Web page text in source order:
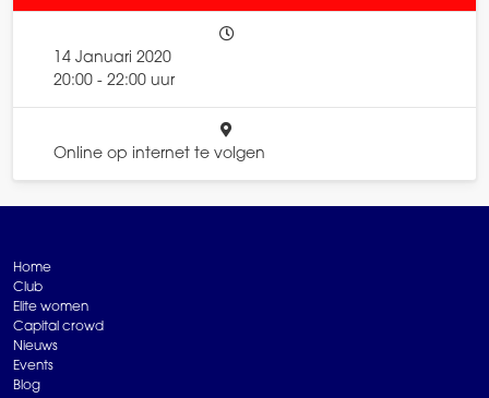
14 Januari 2020
20:00 - 22:00 uur
Online op internet te volgen
Home
Club
Elite women
Capital crowd
Nieuws
Events
Blog